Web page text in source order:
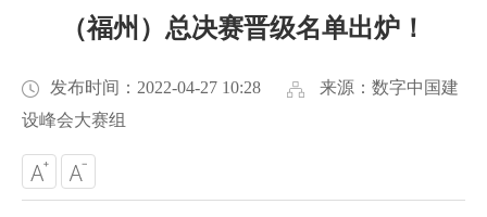
（福州）总决赛晋级名单出炉！
发布时间：2022-04-27 10:28
来源：数字中国建
设峰会大赛组